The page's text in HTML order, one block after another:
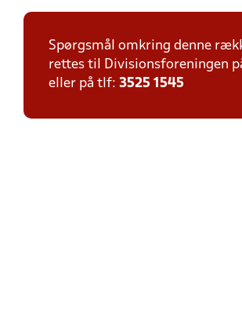
Spørgsmål omkring denne
rettes til Divisionsforeningen
eller på tlf: 3525 1545